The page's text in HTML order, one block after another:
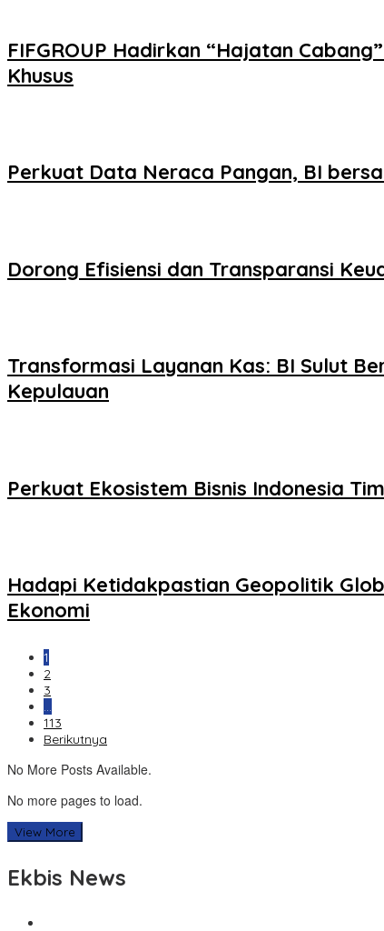
FIFGROUP Hadirkan “Hajatan
Khusus
Perkuat Data Neraca Pangan, BI
Dorong Efisiensi dan Transparansi
Transformasi Layanan Kas: BI Sulut
Kepulauan
Perkuat Ekosistem Bisnis Indonesia
Hadapi Ketidakpastian Geopolitik
Ekonomi
1
2
3
…
113
Berikutnya
No More Posts Available.
No more pages to load.
View More
Ekbis News